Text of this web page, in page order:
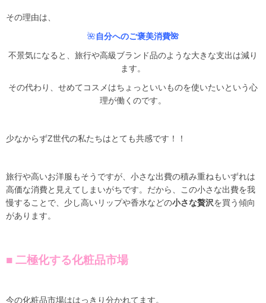
その理由は、
🌺自分へのご褒美消費🌺
不景気になると、旅行や高級ブランド品のような大きな支出は減り
ます。
その代わり、せめてコスメはちょっといいものを使いたいという心
理が働くのです。
少なからずZ世代の私たちはとても共感です！！
旅行や高いお洋服もそうですが、小さな出費の積み重ねもいずれは
高価な消費と見えてしまいがちです。だから、この小さな出費を我
慢することで、少し高いリップや香水などの小さな贅沢を買う傾向
があります。
■ 二極化する化粧品市場
今の化粧品市場ははっきり分かれてます。